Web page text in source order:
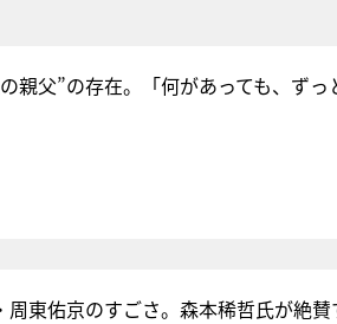
親父”の存在。「何があっても、ずっ
東佑京のすごさ。森本稀哲氏が絶賛